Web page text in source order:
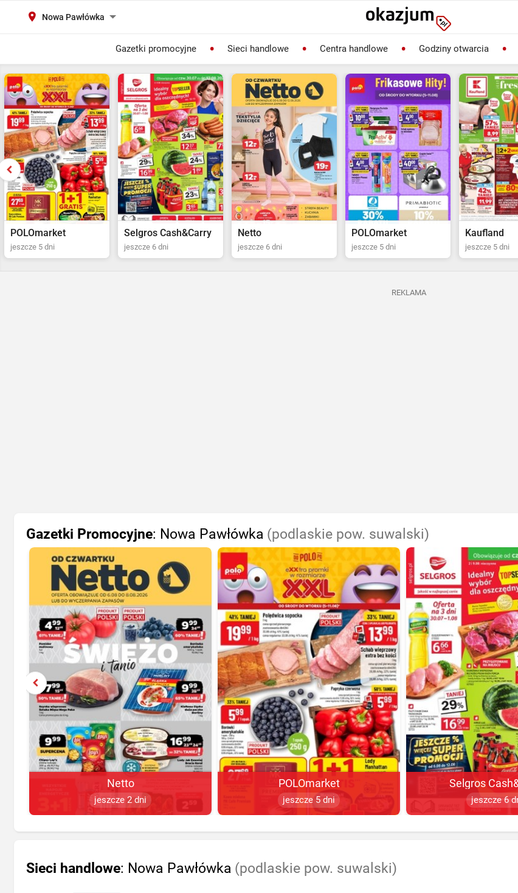
Nowa Pawłówka
Gazetki promocyjne Sieci handlowe Centra handlowe Godziny otwarcia
Selgros Cash&Carry
jeszcze 6 dni
Netto
jeszcze 6 dni
POLOmarket
jeszcze 5 dni
Kaufland
jeszcze 5 dni
Biedronka
jeszcze 2 dni
REKLAMA
Gazetki Promocyjne: Nowa Pawłówka (podlaskie pow. suwalski)
Netto
jeszcze 2 dni
POLOmarket
jeszcze 5 dni
Selgros
jeszcze 6
Sieci handlowe: Nowa Pawłówka (podlaskie pow. suwalski)